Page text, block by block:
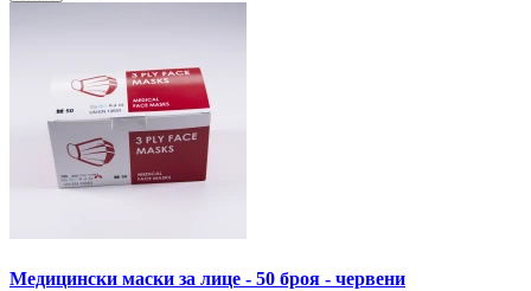
Медицински маски за лице - 50 броя - червени